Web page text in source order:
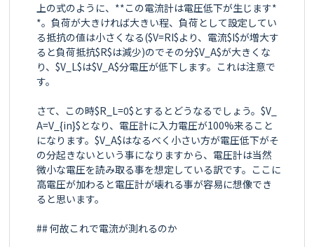
上の式のように、**この電流計は電圧低下が生じます*
*。負荷が大きければ大きい程、負荷として設定してい
る抵抗の値は小さくなる($V=RI$より、電流$I$が増大す
ると負荷抵抗$R$は減少)のでその分$V_A$が大きくな
り、$V_L$は$V_A$分電圧が低下します。これは注意で
す。
さて、この時$R_L=0$とするとどうなるでしょう。$V_
A=V_{in}$となり、電圧計に入力電圧が100%来ること
になります。$V_A$はなるべく小さい方が電圧低下がそ
の分起きないという事になりますから、電圧計は当然
微小な電圧を読み取る事を想定している訳です。ここに
高電圧が加わると電圧計が壊れる事が容易に想像でき
ると思います。
## 何故これで電流が測れるのか